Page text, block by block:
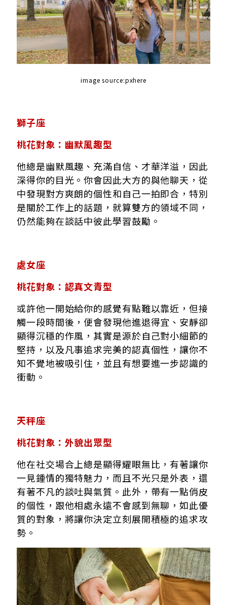
image source:pxhere
獅子座
桃花對象：幽默風趣型
他總是幽默風趣、充滿自信、才華洋溢，因此
深得你的目光。你會因此大方的與他聊天，從
中發現對方爽朗的個性和自己一拍即合，特別
是關於工作上的話題，就算雙方的領域不同，
仍然能夠在談話中彼此學習鼓勵。
處女座
桃花對象：認真文青型
或許他一開始給你的感覺有點難以靠近，但接
觸一段時間後，便會發現他進退得宜、安靜卻
顯得沉穩的作風，其實是源於自己對小細節的
堅持，以及凡事追求完美的認真個性，讓你不
知不覺地被吸引住，並且有想要進一步認識的
衝動。
天秤座
桃花對象：外貌出眾型
他在社交場合上總是顯得耀眼無比，有著讓你
一見鍾情的獨特魅力，而且不光只是外表，還
有著不凡的談吐與氣質。此外，帶有一點俏皮
的個性，跟他相處永遠不會感到無聊，如此優
質的對象，將讓你決定立刻展開積極的追求攻
勢。